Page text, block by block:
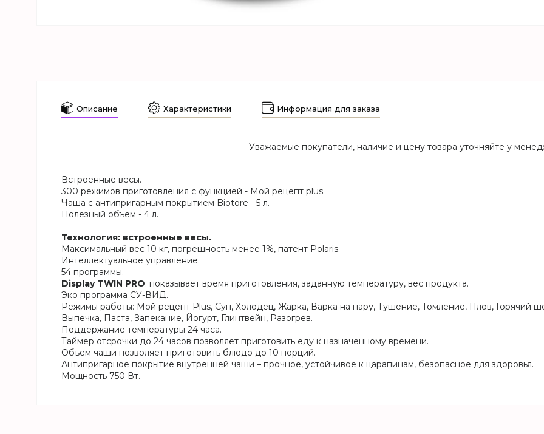
Описание Характеристики Информация для заказа
Уважаемые покупатели, наличие и цену товара уточняйте у
Встроенные весы.
300 режимов приготовления с функцией - Мой рецепт plus.
Чаша с антипригарным покрытием Biotore - 5 л.
Полезный объем - 4 л.
Технология: встроенные весы.
Максимальный вес 10 кг, погрешность менее 1%, патент Polaris.
Интеллектуальное управление.
54 программы.
Display TWIN PRO: показывает время приготовления, заданную температуру, вес продукта.
Эко программа СУ-ВИД.
Режимы работы: Мой рецепт Plus, Суп, Холодец, Жарка, Варка на пару, Тушение, Томление, Плов, Горячий
Выпечка, Паста, Запекание, Йогурт, Глинтвейн, Разогрев.
Поддержание температуры 24 часа.
Таймер отсрочки до 24 часов позволяет приготовить еду к назначенному времени.
Объем чаши позволяет приготовить блюдо до 10 порций.
Антипригарное покрытие внутренней чаши – прочное, устойчивое к царапинам, безопасное для здоровья.
Мощность 750 Вт.